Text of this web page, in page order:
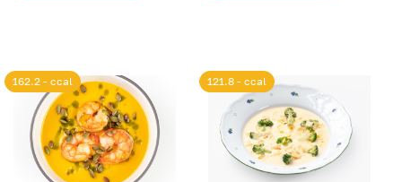
162.2 - ccal 121.8 - ccal